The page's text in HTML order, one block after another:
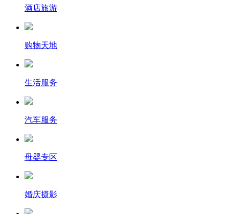
酒店旅游
购物天地
生活服务
汽车服务
母婴专区
婚庆摄影